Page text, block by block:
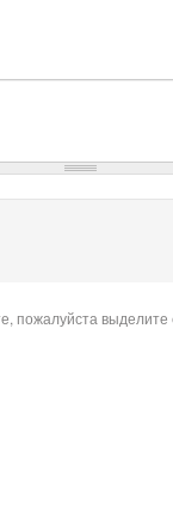
пожалуйста